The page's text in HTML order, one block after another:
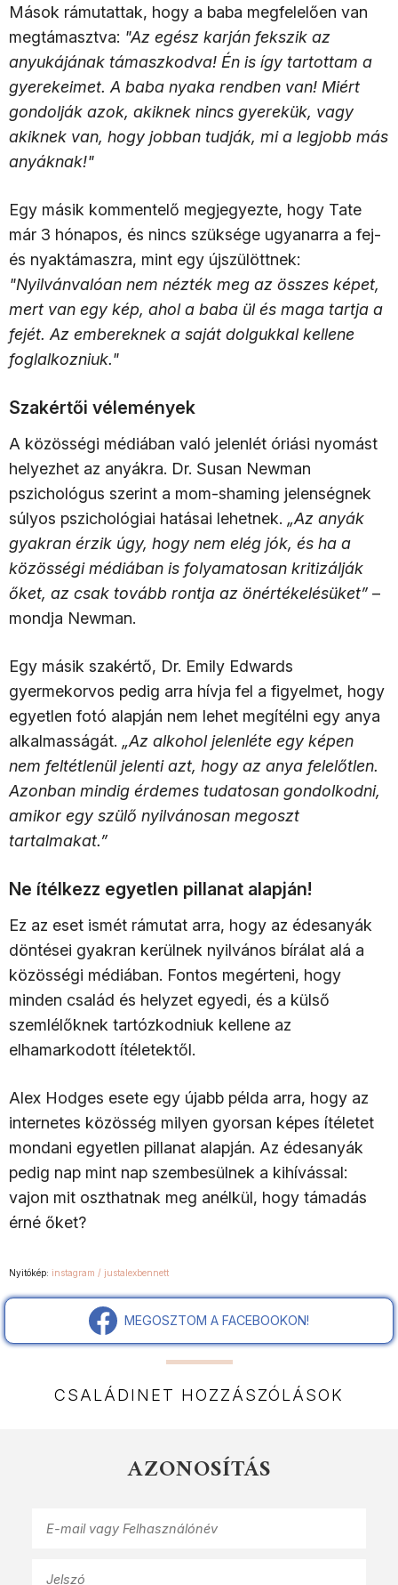
Mások rámutattak, hogy a baba megfelelően van
megtámasztva: "Az egész karján fekszik az
anyukájának támaszkodva! Én is így tartottam a
gyerekeimet. A baba nyaka rendben van! Miért
gondolják azok, akiknek nincs gyerekük, vagy
akiknek van, hogy jobban tudják, mi a legjobb más
anyáknak!"
Egy másik kommentelő megjegyezte, hogy Tate
már 3 hónapos, és nincs szüksége ugyanarra a fej-
és nyaktámaszra, mint egy újszülöttnek:
"Nyilvánvalóan nem nézték meg az összes képet,
mert van egy kép, ahol a baba ül és maga tartja a
fejét. Az embereknek a saját dolgukkal kellene
foglalkozniuk."
Szakértői vélemények
A közösségi médiában való jelenlét óriási nyomást
helyezhet az anyákra. Dr. Susan Newman
pszichológus szerint a mom-shaming jelenségnek
súlyos pszichológiai hatásai lehetnek. „Az anyák
gyakran érzik úgy, hogy nem elég jók, és ha a
közösségi médiában is folyamatosan kritizálják
őket, az csak tovább rontja az önértékelésüket” –
mondja Newman.
Egy másik szakértő, Dr. Emily Edwards
gyermekorvos pedig arra hívja fel a figyelmet, hogy
egyetlen fotó alapján nem lehet megítélni egy anya
alkalmasságát. „Az alkohol jelenléte egy képen
nem feltétlenül jelenti azt, hogy az anya felelőtlen.
Azonban mindig érdemes tudatosan gondolkodni,
amikor egy szülő nyilvánosan megoszt
tartalmakat.”
Ne ítélkezz egyetlen pillanat alapján!
Ez az eset ismét rámutat arra, hogy az édesanyák
döntései gyakran kerülnek nyilvános bírálat alá a
közösségi médiában. Fontos megérteni, hogy
minden család és helyzet egyedi, és a külső
szemlélőknek tartózkodniuk kellene az
elhamarkodott ítéletektől.
Alex Hodges esete egy újabb példa arra, hogy az
internetes közösség milyen gyorsan képes ítéletet
mondani egyetlen pillanat alapján. Az édesanyák
pedig nap mint nap szembesülnek a kihívással:
vajon mit oszthatnak meg anélkül, hogy támadás
érné őket?
Nyitókép: instagram / justalexbennett
MEGOSZTOM A FACEBOOKON!
CSALÁDINET HOZZÁSZÓLÁSOK
AZONOSÍTÁS